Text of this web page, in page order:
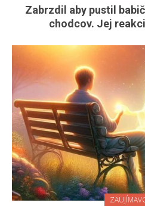
Zabrzdil aby pustil
chodcov. Jej